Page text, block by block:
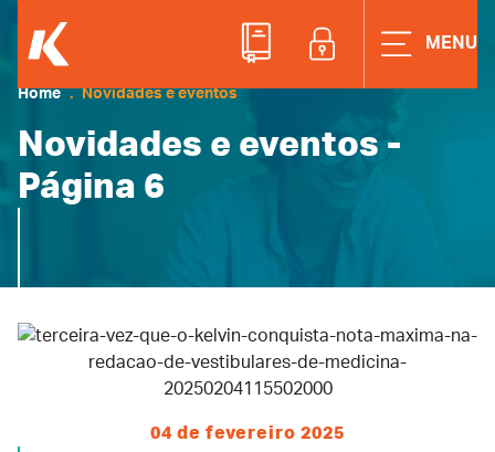
ACESSE AMENU
Home Novidades e eventos
Novidades e eventos -
Página 6
04 de fevereiro 2025